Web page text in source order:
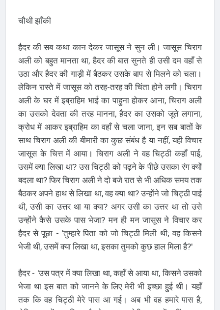
चौथी झाँकी
हैदर की सब कथा कान देकर जासूस ने सुन ली। जासूस चिराग
अली को बहुत मानता था, हैदर की बात सुनते ही उसी दम वहाँ से
उठा और हैदर की गाड़ी में बैठकर उसके बाप से मिलने को चला।
लेकिन रास्ते में जासूस को तरह-तरह की चिंता होने लगी। चिराग
अली के घर में इब्राहिम भाई का पाहुना होकर आना, चिराग अली
का उसको देवता की तरह मानना, हैदर का उसको जूते लगाना,
क्रोध में आकर इब्राहिम का वहाँ से चला जाना, इन सब बातों के
साथ चिराग अली की बीमारी का कुछ संबंध है या नहीं, यही विचार
जासूस के चित्त में आया। चिराग अली ने वह चिट्ठी कहाँ पाई,
उसमें क्या लिखा था? उस चिट्ठी को पढ़ने के पीछे उसका रंग क्यों
बदला था? फिर चिराग अली ने दो बजे रात से भी अधिक समय तक
बैठकर अपने हाथ से लिखा था, वह क्या था? उन्होंने जो चिट्ठी पाई
थी, उसी का उत्तर था या क्या? अगर उसी का उत्तर था तो उसे
उन्होंने कैसे उसके पास भेजा? मन ही मन जासूस ने विचार कर
हैदर से पूछा - 'तुम्हारे पिता को जो चिट्ठी मिली थी; वह किसने
भेजी थी, उसमें क्या लिखा था, इसका तुमको कुछ हाल मिला है?'
हैदर - 'उस पत्र में क्या लिखा था, कहाँ से आया था, किसने उसको
भेजा था इस बात को जानने के लिए मेरी भी इच्छा हुई थी। यहाँ
तक कि वह चिट्ठी मेरे पास आ गई। अब भी वह हमारे पास है,